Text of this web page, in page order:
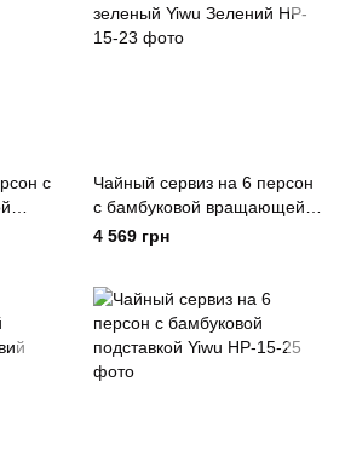
с
Чайный сервиз на 6 персон
с бамбуковой вращающейся
подставкой, зеленый Yiwu
4 569 грн